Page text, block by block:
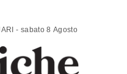
ANALISI | COMMENTI | SCENARI - sabato 8 Agosto 2026